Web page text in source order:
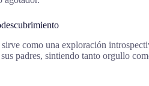
como una exploración
padres, sintiendo tanto orgullo